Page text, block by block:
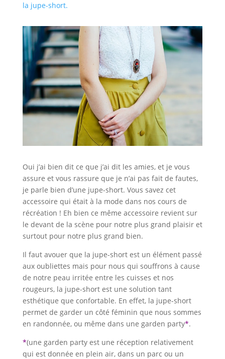
la jupe-short.
Oui j’ai bien dit ce que j’ai dit les amies, et je vous
assure et vous rassure que je n’ai pas fait de fautes,
je parle bien d’une jupe-short. Vous savez cet
accessoire qui était à la mode dans nos cours de
récréation ! Eh bien ce même accessoire revient sur
le devant de la scène pour notre plus grand plaisir et
surtout pour notre plus grand bien.
Il faut avouer que la jupe-short est un élément passé
aux oubliettes mais pour nous qui souffrons à cause
de notre peau irritée entre les cuisses et nos
rougeurs, la jupe-short est une solution tant
esthétique que confortable. En effet, la jupe-short
permet de garder un côté féminin que nous sommes
en randonnée, ou même dans une garden party*.
*(une garden party est une réception relativement
qui est donnée en plein air, dans un parc ou un